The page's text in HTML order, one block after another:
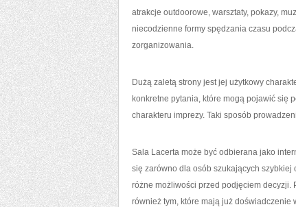
atrakcje outdoorowe, warsztaty, pokazy,
niecodzienne formy spędzania czasu
zorganizowania.
Dużą zaletą strony jest jej użytkowy
konkretne pytania, które mogą pojawić się
charakteru imprezy. Taki sposób
Sala Lacerta może być odbierana jako
się zarówno dla osób szukających
różne możliwości przed podjęciem decyzji.
również tym, które mają już doświadczenie